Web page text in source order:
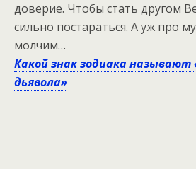
доверие. Чтобы стать другом
сильно постараться. А уж про
молчим…
Какой знак зодиака называют
дьявола»